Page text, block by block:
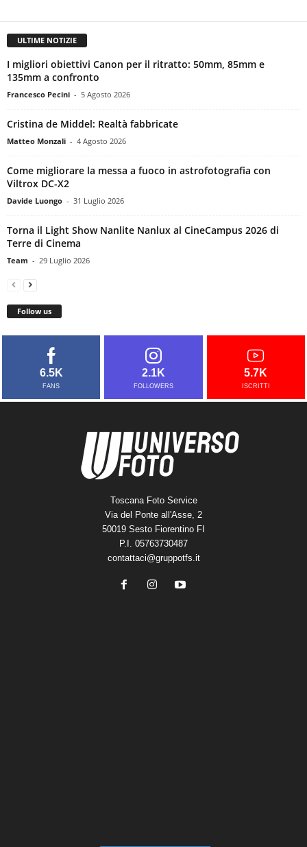
ULTIME NOTIZIE
I migliori obiettivi Canon per il ritratto: 50mm, 85mm e
135mm a confronto
Francesco Pecini - 5 Agosto 2026
Cristina de Middel: Realtà fabbricate
Matteo Monzali - 4 Agosto 2026
Come migliorare la messa a fuoco in astrofotografia con
Viltrox DC-X2
Davide Luongo - 31 Luglio 2026
Torna il Light Show Nanlite Nanlux al CineCampus 2026 di
Terre di Cinema
Team - 29 Luglio 2026
Follow us
6.5K
FANS
2.1K
FOLLOWERS
5.7K
ISCRITTI
Toscana Foto Service
Via del Ponte all'Asse, 2
50019 Sesto Fiorentino FI
P.I. 05763730487
contattaci@gruppotfs.it